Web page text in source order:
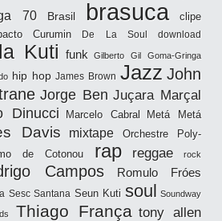
70 Brasil brasuca
clipe
Curumin De La Soul download
Kuti funk Gilberto Gil Goma-Gringa
hip hop James Brown Jazz John
Jorge Ben Juçara Marçal
Dinucci Marcelo Cabral Metá Metá
Davis mixtape
Orchestre Poly-
de Cotonou
rap reggae rock
Campos Romulo Fróes
Sesc Santana Seun Kuti soul Soundway
Thiago França tony allen